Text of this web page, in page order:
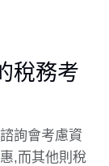
稅務考
詢會考慮資
,而其他則稅